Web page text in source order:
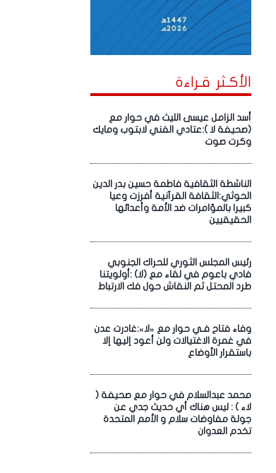
الأكـثر قـراءة
أسد الزامل عيسى الليث في حوار مع
(صحيفة لا ):عتادي الفني لابتوب ومايك
وكرت صوت
الناشطة الثقافية فاطمة حسين بدر الدين
الحوثي:الثقافة القرآنية أفرزت وعيا
كبيرا بالمؤامرات ضد الأمة وأعدائها
الحقيقيين
رئيس المجلس الثوري للحراك الجنوبي
فادي باعوم في لقاء مع (لا) :أولويتنا
طرد المحتل ثم النقاش حول فك الارتباط
وفاء فتاح فـي حوار مع «لا»:غادرت عدن
في غمرة الاغتيالات ولن أعود إليها إلا
باستقرار الأوضاع
محمد عبدالسلام في حوار مع صحيفة (
لاء ) : ليس هناك أي حديث جدي عن
جولة مفاوضات سلام و الأمم المتحدة
تخدم العدوان